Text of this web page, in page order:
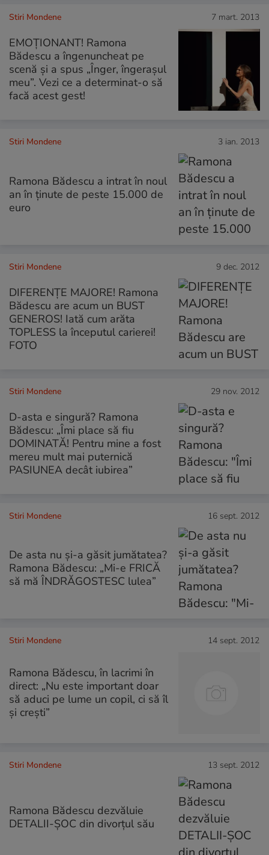
Stiri Mondene 7 mart. 2013
EMOȚIONANT! Ramona
Bădescu a îngenuncheat pe
scenă și a spus „Înger, îngerașul
meu”. Vezi ce a determinat-o să
facă acest gest!
Stiri Mondene 3 ian. 2013
Ramona Bădescu a intrat în noul
an în ținute de peste 15.000 de
euro
Stiri Mondene 9 dec. 2012
DIFERENŢE MAJORE! Ramona
Bădescu are acum un BUST
GENEROS! Iată cum arăta
TOPLESS la începutul carierei!
FOTO
Stiri Mondene 29 nov. 2012
D-asta e singură? Ramona
Bădescu: „Îmi place să fiu
DOMINATĂ! Pentru mine a fost
mereu mult mai puternică
PASIUNEA decât iubirea”
Stiri Mondene 16 sept. 2012
De asta nu și-a găsit jumătatea?
Ramona Bădescu: „Mi-e FRICĂ
să mă ÎNDRĂGOSTESC lulea”
Stiri Mondene 14 sept. 2012
Ramona Bădescu, în lacrimi în
direct: „Nu este important doar
să aduci pe lume un copil, ci să îl
și crești”
Stiri Mondene 13 sept. 2012
Ramona Bădescu dezvăluie
DETALII-ŞOC din divorţul său